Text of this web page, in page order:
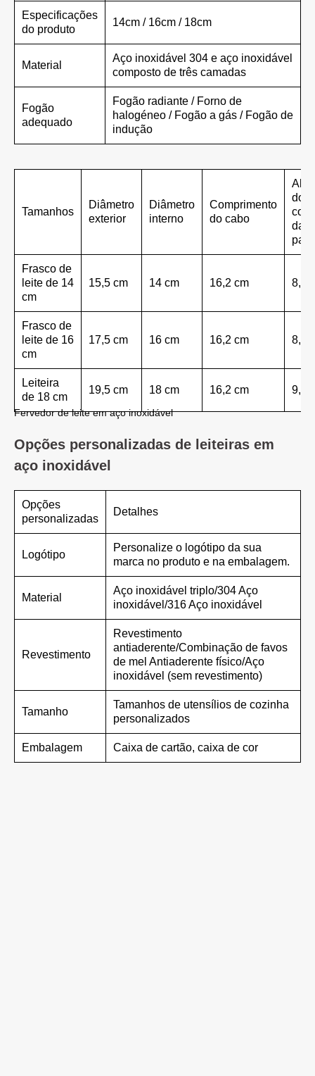
Especificações
do produto
14cm / 16cm / 18cm
Material
Aço inoxidável 304 e aço inoxidável
composto de três camadas
Fogão
adequado
Fogão radiante / Forno de
halogéneo / Fogão a gás / Fogão de
indução
Tamanhos
Diâmetro
exterior
Diâmetro
interno
Comprimento
do cabo
do
da
Frasco de
leite de 14
cm
15,5 cm 14 cm 16,2 cm 8,1
Frasco de
leite de 16
cm
17,5 cm 16 cm 16,2 cm 8,3
Leiteira
de 18 cm
19,5 cm 18 cm 16,2 cm 9,1
Fervedor de leite em aço inoxidável
Opções personalizadas de leiteiras em
aço inoxidável
Opções
personalizadas
Detalhes
Logótipo
Personalize o logótipo da sua
marca no produto e na embalagem.
Material
Aço inoxidável triplo/304 Aço
inoxidável/316 Aço inoxidável
Revestimento
Revestimento
antiaderente/Combinação de favos
de mel Antiaderente físico/Aço
inoxidável (sem revestimento)
Tamanho
Tamanhos de utensílios de cozinha
personalizados
Embalagem Caixa de cartão, caixa de cor